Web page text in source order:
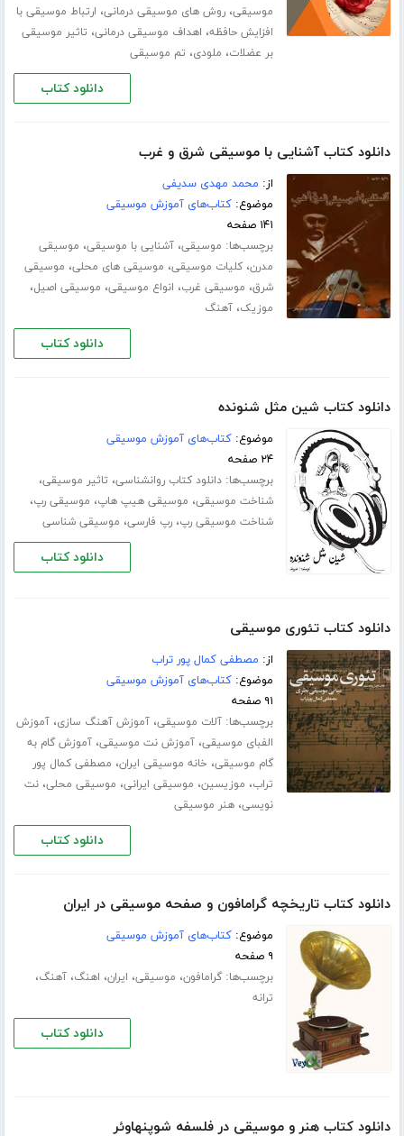
موسیقی،روش های موسیقی درمانی، ارتباط موسیقی با
افزایش حافظه، اهداف موسیقی درمانی، تاثیر موسیقی
بر عضلات، ملودی، تم موسیقی
دانلود کتاب
دانلود کتاب آشنایی با موسیقی شرق و غرب
از: محمد مهدی سدیفی
موضوع:کتاب‌های آموزش موسیقی
۱۴۱ صفحه
برچسب‌ها: موسیقی،آشنایی با موسیقی، موسیقی
مدرن،کلیات موسیقی، موسیقی های محلی، موسیقی
شرق، موسیقی غرب، انواع موسیقی، موسیقی اصیل،
موزیک،آهنگ
دانلود کتاب
دانلود کتاب شین مثل شنونده
موضوع:کتاب‌های آموزش موسیقی
۲۴ صفحه
برچسب‌ها:دانلود کتاب روانشناسی، تاثیر موسیقی،
شناخت موسیقی، موسیقی هیپ هاپ، موسیقی رپ،
شناخت موسیقی رپ،رپ فارسی، موسیقی شناسی
دانلود کتاب
دانلود کتاب تئوری موسیقی
از: مصطفی کمال پور تراب
موضوع:کتاب‌های آموزش موسیقی
۹۱ صفحه
برچسب‌ها:آلات موسیقی،آموزش آهنگ سازی،آموزش
الفبای موسیقی،آموزش نت موسیقی،آموزش گام به
گام موسیقی، خانه موسیقی ایران، مصطفی کمال پور
تراب، موزیسین، موسیقی ایرانی، موسیقی محلی،نت
نویسی،هنر موسیقی
دانلود کتاب
دانلود کتاب تاریخچه گرامافون و صفحه موسیقی در ایران
موضوع:کتاب‌های آموزش موسیقی
۹ صفحه
برچسب‌ها:گرامافون، موسیقی، ایران، اهنگ،آهنگ،
ترانه
دانلود کتاب
دانلود کتاب هنر و موسیقی در فلسفه شوپنهاوئر